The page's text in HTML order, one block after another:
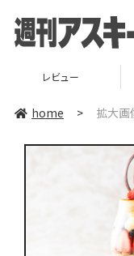
レビュー
home > 拡大画